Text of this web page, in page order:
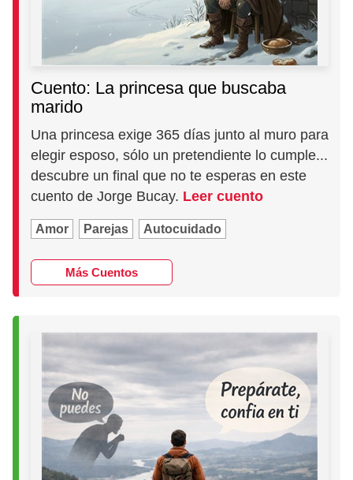
Cuento: La princesa que buscaba
marido
Una princesa exige 365 días junto al muro para
elegir esposo, sólo un pretendiente lo cumple...
descubre un final que no te esperas en este
cuento de Jorge Bucay. Leer cuento
Amor Parejas Autocuidado
Más Cuentos